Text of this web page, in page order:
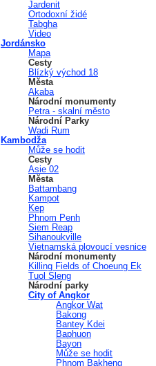
Jardenit
Ortodoxní židé
Tabgha
Video
Jordánsko
Mapa
Cesty
Blízký východ 18
Města
Akaba
Národní monumenty
Petra - skalní město
Národní Parky
Wadi Rum
Kambodža
Může se hodit
Cesty
Asie 02
Města
Battambang
Kampot
Kep
Phnom Penh
Siem Reap
Sihanoukville
Vietnamská plovoucí vesnice
Národní monumenty
Killing Fields of Choeung Ek
Tuol Sleng
Národní parky
City of Angkor
Angkor Wat
Bakong
Bantey Kdei
Baphuon
Bayon
Může se hodit
Phnom Bakheng